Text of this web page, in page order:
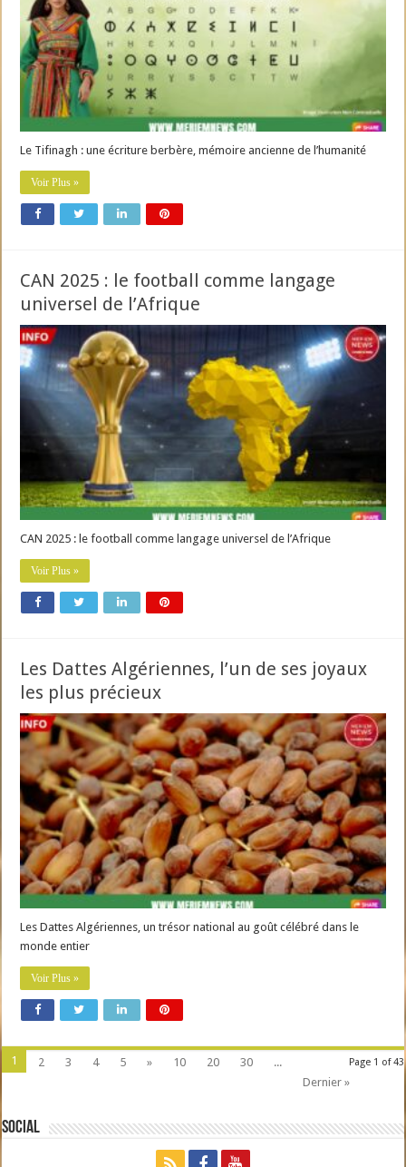
Le Tifinagh : une écriture berbère, mémoire ancienne de l’humanité
Voir Plus »
CAN 2025 : le football comme langage
universel de l’Afrique
CAN 2025 : le football comme langage universel de l’Afrique
Voir Plus »
Les Dattes Algériennes, l’un de ses joyaux
les plus précieux
Les Dattes Algériennes, un trésor national au goût célébré dans le
monde entier
Voir Plus »
Page 1 of 43
1 2 3 4 5 » 10 20 30
...
Dernier »
Social